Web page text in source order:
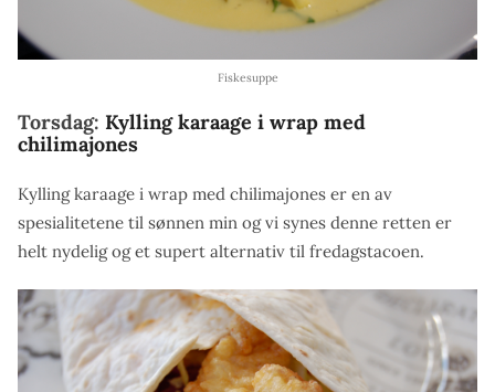
Fiskesuppe
Torsdag: Kylling karaage i wrap med
chilimajones
Kylling karaage i wrap med chilimajones er en av
spesialitetene til sønnen min og vi synes denne retten er
helt nydelig og et supert alternativ til fredagstacoen.